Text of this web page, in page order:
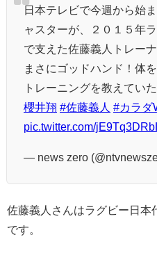
日本テレビで今週から始
ャスターが、２０１５年
で支えた佐藤義人トレー
まさにゴッドハンド！体
トレーニングを教えてい
櫻井翔 #佐藤義人 #カラダ
pic.twitter.com/
— news zero
佐藤義人さんはラグビー日本
です。